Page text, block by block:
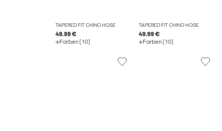
TAPERED FIT CHINO HOSE
49.99 €
Farben (10)
TAPERED FIT CHINO HOSE
49.99 €
Farben (10)